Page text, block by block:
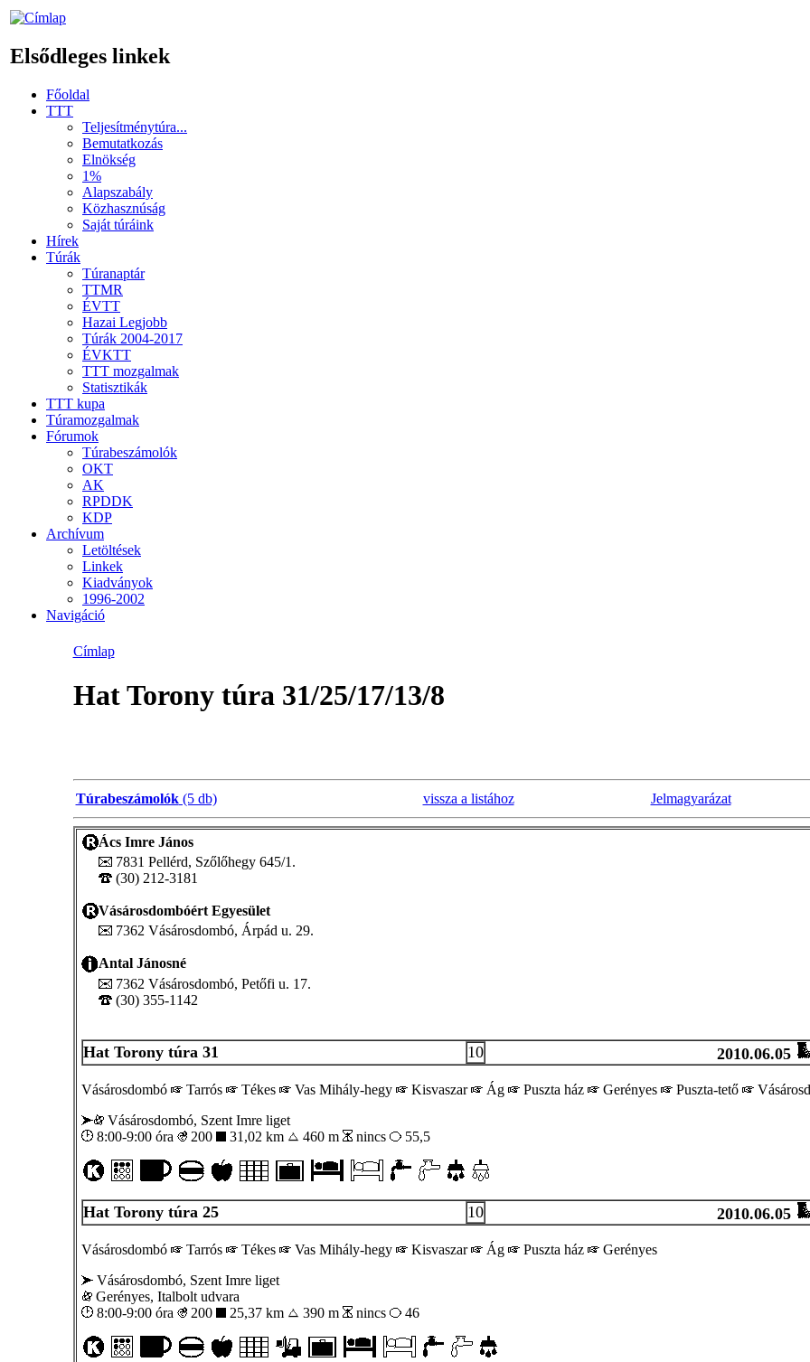
Elsődleges linkek
Főoldal
TTT
Teljesítménytúra...
Bemutatkozás
Elnökség
1%
Alapszabály
Közhasznúság
Saját túráink
Hírek
Túrák
Túranaptár
TTMR
ÉVTT
Hazai Legjobb
Túrák 2004-2017
ÉVKTT
TTT mozgalmak
Statisztikák
TTT kupa
Túramozgalmak
Fórumok
Túrabeszámolók
OKT
AK
RPDDK
KDP
Archívum
Letöltések
Linkek
Kiadványok
1996-2002
Navigáció
Címlap
Hat Torony túra 31/25/17/13/8
Túrabeszámolók(5 db) vissza a listához Jelmagyarázat
Ács Imre János
7831 Pellérd, Szőlőhegy 645/1.
(30) 212-3181
Vásárosdombóért Egyesület
7362 Vásárosdombó, Árpád u. 29.
Antal Jánosné
7362 Vásárosdombó, Petőfi u. 17.
(30) 355-1142
Hat Torony túra 31 10 2010.06.05
Vásárosdombó Tarrós Tékes Vas Mihály-hegy Kisvaszar Ág Puszta ház Gerényes Puszta-tető
Vásárosdombó, Szent Imre liget
8:00-9:00 óra
200 31,02 km 460 m nincs 55,5
Hat Torony túra 25 10 2010.06.05
Vásárosdombó Tarrós Tékes Vas Mihály-hegy Kisvaszar Ág Puszta ház
Gerényes
Vásárosdombó, Szent Imre liget
Gerényes, Italbolt udvara
8:00-9:00 óra
200 25,37 km 390 m nincs 46